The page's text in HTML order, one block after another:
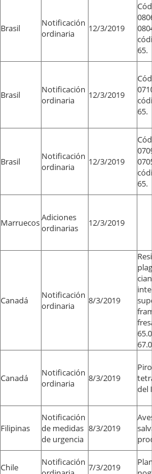
Brasil
Notificación
ordinaria
12/3/2019
65.
Brasil
Notificación
ordinaria
12/3/2019
65.
Brasil
Notificación
ordinaria
12/3/2019
65.
MarruecosAdiciones
ordinarias
12/3/2019
Canadá
Notificación
ordinaria
8/3/2019
Canadá
Notificación
ordinaria
8/3/2019
del
Filipinas
Notificación
de medidas
de urgencia
8/3/2019
Chile
Notificación 7/3/2019